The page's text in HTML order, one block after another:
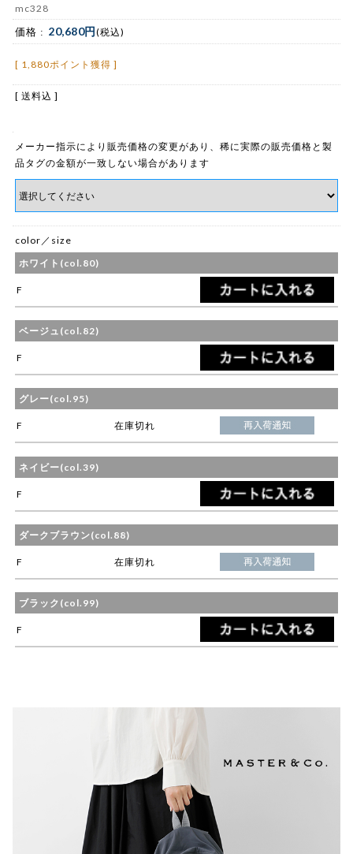
mc328
価格 : 20,680円(税込)
[ 1,880ポイント獲得 ]
[ 送料込 ]
メーカー指示により販売価格の変更があり、稀に実際の販売価格と製
品タグの金額が一致しない場合があります
color／size
ホワイト(col.80)
F
ベージュ(col.82)
F
グレー(col.95)
F 在庫切れ
ネイビー(col.39)
F
ダークブラウン(col.88)
F 在庫切れ
ブラック(col.99)
F